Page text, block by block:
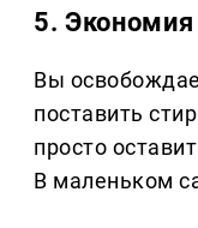
5.
Вы
поставить
просто
В маленьком